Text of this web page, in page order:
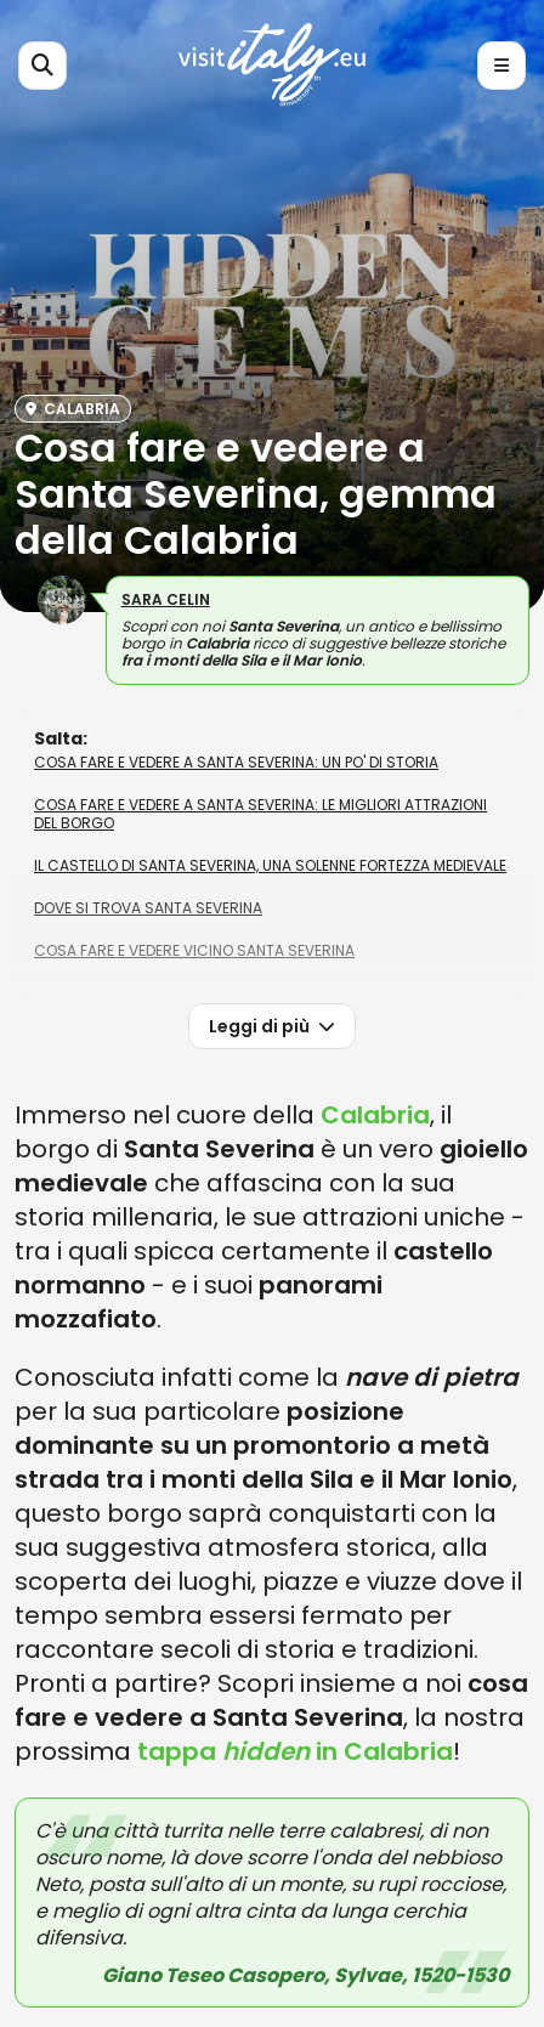
CALABRIA
Cosa fare e vedere a
Santa Severina, gemma
della Calabria
SARA CELIN
Scopri con noiSanta Severina, un antico e bellissimo
borgo in Calabriaricco di suggestive bellezze storiche
fra i monti della Sila e il Mar Ionio.
Salta:
COSA FARE E VEDERE A SANTA SEVERINA: UN PO' DI STORIA
COSA FARE E VEDERE A SANTA SEVERINA: LE MIGLIORI ATTRAZIONI
DEL BORGO
IL CASTELLO DI SANTA SEVERINA, UNA SOLENNE FORTEZZA MEDIEVALE
DOVE SI TROVA SANTA SEVERINA
COSA FARE E VEDERE VICINO SANTA SEVERINA
Leggi di più
Immerso nel cuore della Calabria, il
borgo di Santa Severina è un vero gioiello
medievale che affascina con la sua
storia millenaria, le sue attrazioni uniche -
tra i quali spicca certamente il castello
normanno - e i suoi panorami
mozzafiato.
Conosciuta infatti come la nave di pietra
per la sua particolare posizione
dominante su un promontorio a metà
strada tra i monti della Sila e il Mar Ionio,
questo borgo saprà conquistarti con la
sua suggestiva atmosfera storica, alla
scoperta dei luoghi, piazze e viuzze dove il
tempo sembra essersi fermato per
raccontare secoli di storia e tradizioni.
Pronti a partire? Scopri insieme a noi cosa
fare e vedere a Santa Severina, la nostra
prossima tappa hiddenin Calabria!
C'è una città turrita nelle terre calabresi, di non
oscuro nome, là dove scorre l'onda del nebbioso
Neto, posta sull'alto di un monte, su rupi rocciose,
e meglio di ogni altra cinta da lunga cerchia
difensiva.
Giano Teseo Casopero, Sylvae, 1520-1530